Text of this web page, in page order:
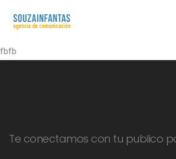
fbfb
Te conectamos con tu publico